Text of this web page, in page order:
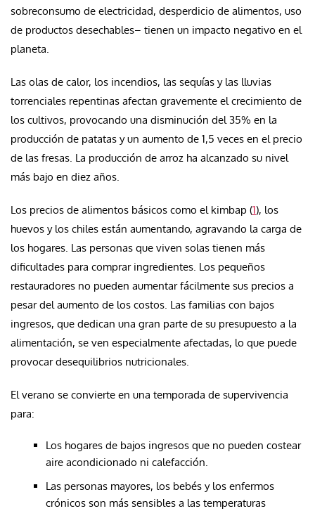
sobreconsumo de electricidad, desperdicio de alimentos, uso
de productos desechables– tienen un impacto negativo en el
planeta.
Las olas de calor, los incendios, las sequías y las lluvias
torrenciales repentinas afectan gravemente el crecimiento de
los cultivos, provocando una disminución del 35% en la
producción de patatas y un aumento de 1,5 veces en el precio
de las fresas. La producción de arroz ha alcanzado su nivel
más bajo en diez años.
Los precios de alimentos básicos como el kimbap (1), los
huevos y los chiles están aumentando, agravando la carga de
los hogares. Las personas que viven solas tienen más
dificultades para comprar ingredientes. Los pequeños
restauradores no pueden aumentar fácilmente sus precios a
pesar del aumento de los costos. Las familias con bajos
ingresos, que dedican una gran parte de su presupuesto a la
alimentación, se ven especialmente afectadas, lo que puede
provocar desequilibrios nutricionales.
El verano se convierte en una temporada de supervivencia
para:
Los hogares de bajos ingresos que no pueden costear
aire acondicionado ni calefacción.
Las personas mayores, los bebés y los enfermos
crónicos son más sensibles a las temperaturas